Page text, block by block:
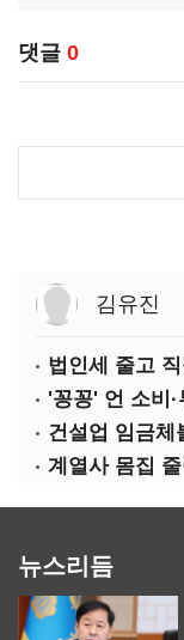
댓글 0
김유진
'꽁꽁' 언 소비
뉴스리듬